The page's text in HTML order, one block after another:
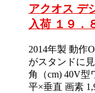
アクオス デ
入荷 １９．
2014年製 動作
がスタンドに
角（cm) 40V型
平×垂直 画素